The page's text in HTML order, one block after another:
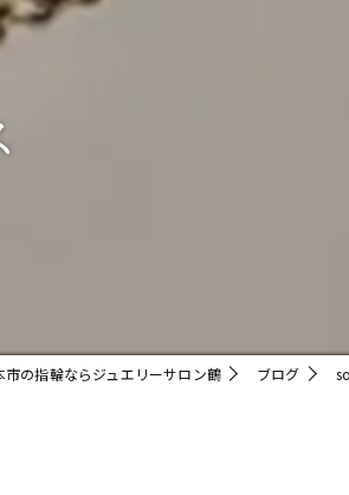
市の指輪ならジュエリーサロン鶴 ブログ